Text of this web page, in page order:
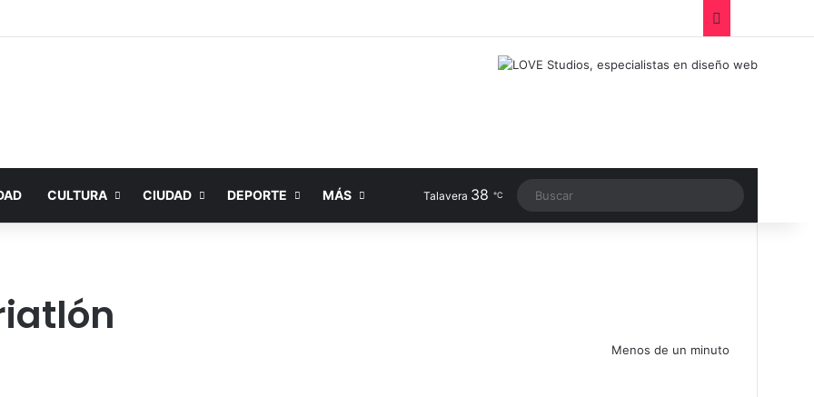
Instagram
TikTok
CULTURA CIUDAD DEPORTE MÁS Talavera 38 ℃
Menos de un minuto